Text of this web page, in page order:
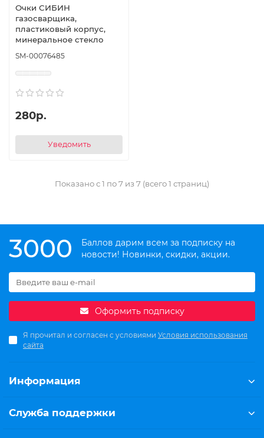
Очки СИБИН
газосварщика,
пластиковый корпус,
минеральное стекло
SM-00076485
280р.
Уведомить
Показано с 1 по 7 из 7 (всего 1 страниц)
3000
Баллов дарим всем за подписку на
новости! Новинки, скидки, акции.
Оформить подписку
Я прочитал и согласен с условиями Условия использования
сайта
Информация
Служба поддержки